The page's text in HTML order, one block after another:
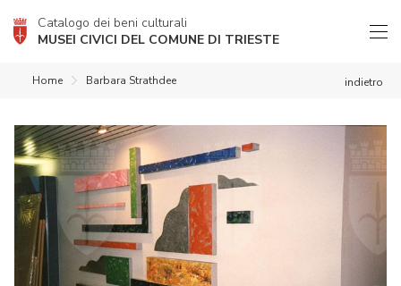
Catalogo dei beni culturali
MUSEI CIVICI DEL COMUNE DI TRIESTE
indietro
Home Barbara Strathdee